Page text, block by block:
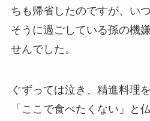
ちも帰省したのですが、い
そうに過ごしている孫の機
せんでした。
ぐずっては泣き、精進料理
「ここで食べたくない」と